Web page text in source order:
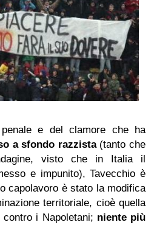
e del clamore che ha
a sfondo razzista(tanto che
visto che in Italia il
e impunito), Tavecchio è
capolavoro è stato la modifica
territoriale, cioè quella
i Napoletani; niente più